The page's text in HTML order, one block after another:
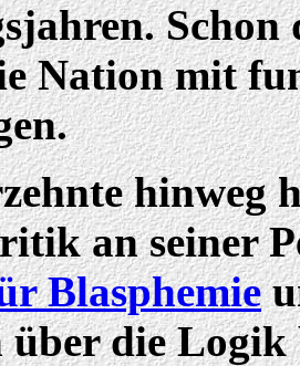
Schon
Nation mit
hinweg
an seiner
Blasphemie
über die